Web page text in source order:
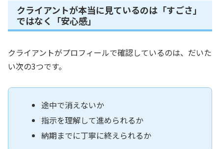
クライアントが本当に見ているのは「すごさ」
ではなく「安心感」
クライアントがプロフィールで確認しているのは、だいた
い次の3つです。
途中で消えないか
指示を理解して進められるか
納期までに丁寧に終えられるか